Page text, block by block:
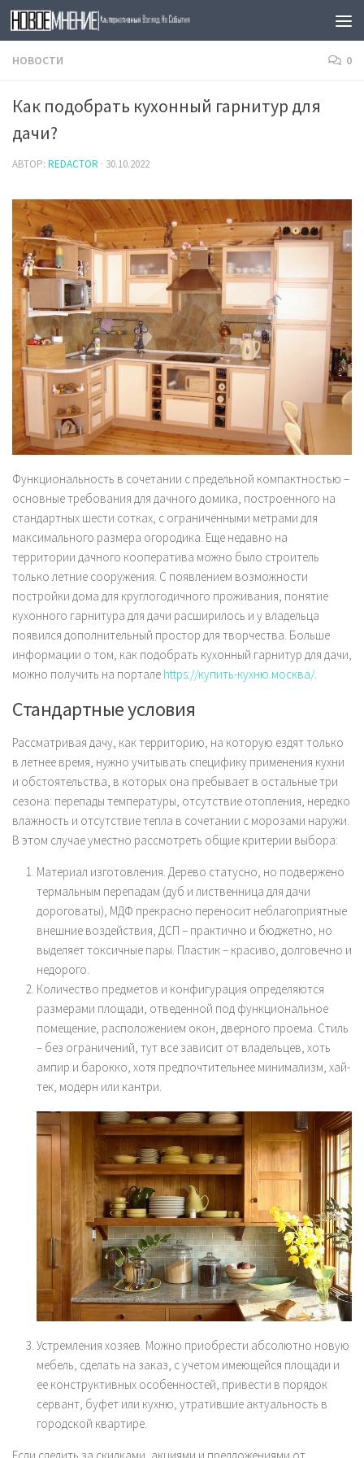
Skip to content
НОВОСТИ 0
Как подобрать кухонный гарнитур для
дачи?
АВТОР: REDACTOR · 30.10.2022
Функциональность в сочетании с предельной компактностью –
основные требования для дачного домика, построенного на
стандартных шести сотках, с ограниченными метрами для
максимального размера огородика. Еще недавно на
территории дачного кооператива можно было строитель
только летние сооружения. С появлением возможности
постройки дома для круглогодичного проживания, понятие
кухонного гарнитура для дачи расширилось и у владельца
появился дополнительный простор для творчества. Больше
информации о том, как подобрать кухонный гарнитур для дачи,
можно получить на портале https://купить-кухню.москва/.
Стандартные условия
Рассматривая дачу, как территорию, на которую ездят только
в летнее время, нужно учитывать специфику применения кухни
и обстоятельства, в которых она пребывает в остальные три
сезона: перепады температуры, отсутствие отопления, нередко
влажность и отсутствие тепла в сочетании с морозами наружи.
В этом случае уместно рассмотреть общие критерии выбора:
Материал изготовления. Дерево статусно, но подвержено
термальным перепадам (дуб и лиственница для дачи
дороговаты), МДФ прекрасно переносит неблагоприятные
внешние воздействия, ДСП – практично и бюджетно, но
выделяет токсичные пары. Пластик – красиво, долговечно и
недорого.
Количество предметов и конфигурация определяются
размерами площади, отведенной под функциональное
помещение, расположением окон, дверного проема. Стиль
– без ограничений, тут все зависит от владельцев, хоть
ампир и барокко, хотя предпочтительнее минимализм, хай-
тек, модерн или кантри.
Устремления хозяев. Можно приобрести абсолютно новую
мебель, сделать на заказ, с учетом имеющейся площади и
ее конструктивных особенностей, привести в порядок
сервант, буфет или кухню, утратившие актуальность в
городской квартире.